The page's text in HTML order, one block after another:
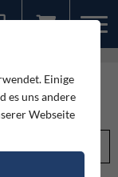
Einige
es uns andere
Webseite